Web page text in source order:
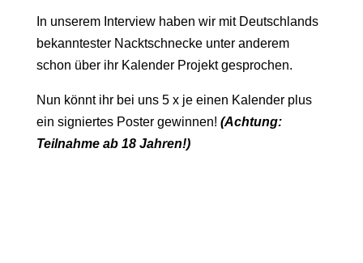
In unserem Interview haben wir mit Deutschlands
bekanntester Nacktschnecke unter anderem
schon über ihr Kalender Projekt gesprochen.
Nun könnt ihr bei uns 5 x je einen Kalender plus
ein signiertes Poster gewinnen! (Achtung:
Teilnahme ab 18 Jahren!)